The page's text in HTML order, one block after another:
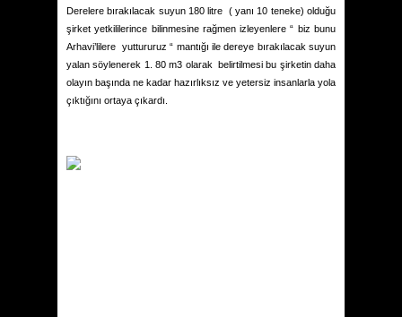
Derelere bırakılacak suyun 180 litre ( yanı 10 teneke) olduğu
şirket yetkililerince bilinmesine rağmen izleyenlere “ biz bunu
Arhavi’lilere yuttururuz “ mantığı ile dereye bırakılacak suyun
yalan söylenerek 1. 80 m3 olarak belirtilmesi bu şirketin daha
olayın başında ne kadar hazırlıksız ve yetersiz insanlarla yola
çıktığını ortaya çıkardı.